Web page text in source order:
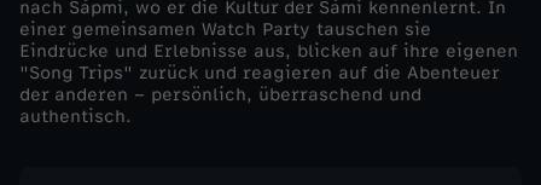
i
s
nach Sápmi, wo er die Kultur der Sámi kennenlernt. In
einer gemeinsamen Watch Party tauschen sie
Eindrücke und Erlebnisse aus, blicken auf ihre eigenen
"Song Trips" zurück und reagieren auf die Abenteuer
der anderen – persönlich, überraschend und
authentisch.